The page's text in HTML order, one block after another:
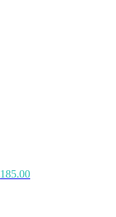
185.00